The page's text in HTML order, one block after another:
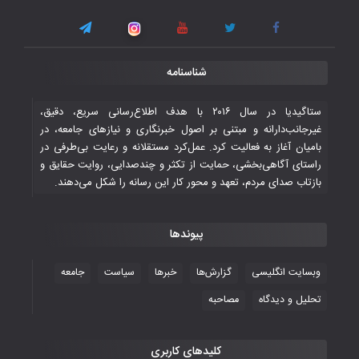
تاریخی ایران
جوانان فوتسالیست کشور با گلباران تایلند به
فینال رفتند
۲۸ October ۲۰۲۵
با شکست چین، فوتسال‌بازان جوان
۲۶ October ۲۰۲۵
شناسنامه
ستاگیدیا در سال ۲۰۱۶ با هدف اطلاع‌رسانی سریع، دقیق،
غیرجانب‌دارانه و مبتنی بر اصول خبرنگاری و نیازهای جامعه، در
بامیان آغاز به فعالیت کرد. عمل‌کرد مستقلانه و رعایت بی‌طرفی در
راستای آگاهی‌بخشی، حمایت از تکثر و چندصدایی، روایت حقایق و
بازتاب صدای مردم، تعهد و محور کار این رسانه را شکل می‌دهند.
پیوندها
وبسایت انگلیسی گزارش‌ها خبرها سیاست
جامعه
تحلیل و دیدگاه
مصاحبه
کلیدهای کاربری